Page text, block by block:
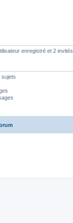
enregistré et 2 invités
sujets